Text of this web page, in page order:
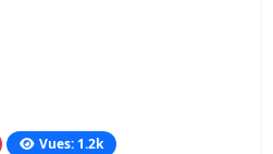
Vues: 1.2k